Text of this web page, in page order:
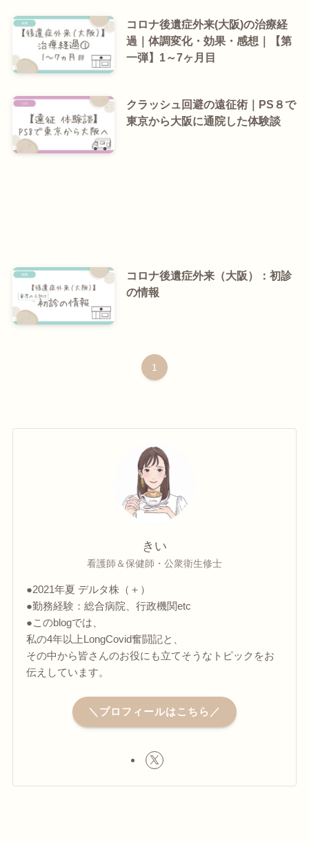
コロナ後遺症外来(大阪)の治療経
過｜体調変化・効果・感想｜【第
一弾】1～7ヶ月目
クラッシュ回避の遠征術｜PS８で
東京から大阪に通院した体験談
コロナ後遺症外来（大阪）：初診
の情報
1
きい
看護師＆保健師・公衆衛生修士
●2021年夏 デルタ株（＋）
●勤務経験：総合病院、行政機関etc
●このblogでは、
私の4年以上LongCovid奮闘記と、
その中から皆さんのお役にも立てそうなトピックをお
伝えしています。
＼プロフィールはこちら／